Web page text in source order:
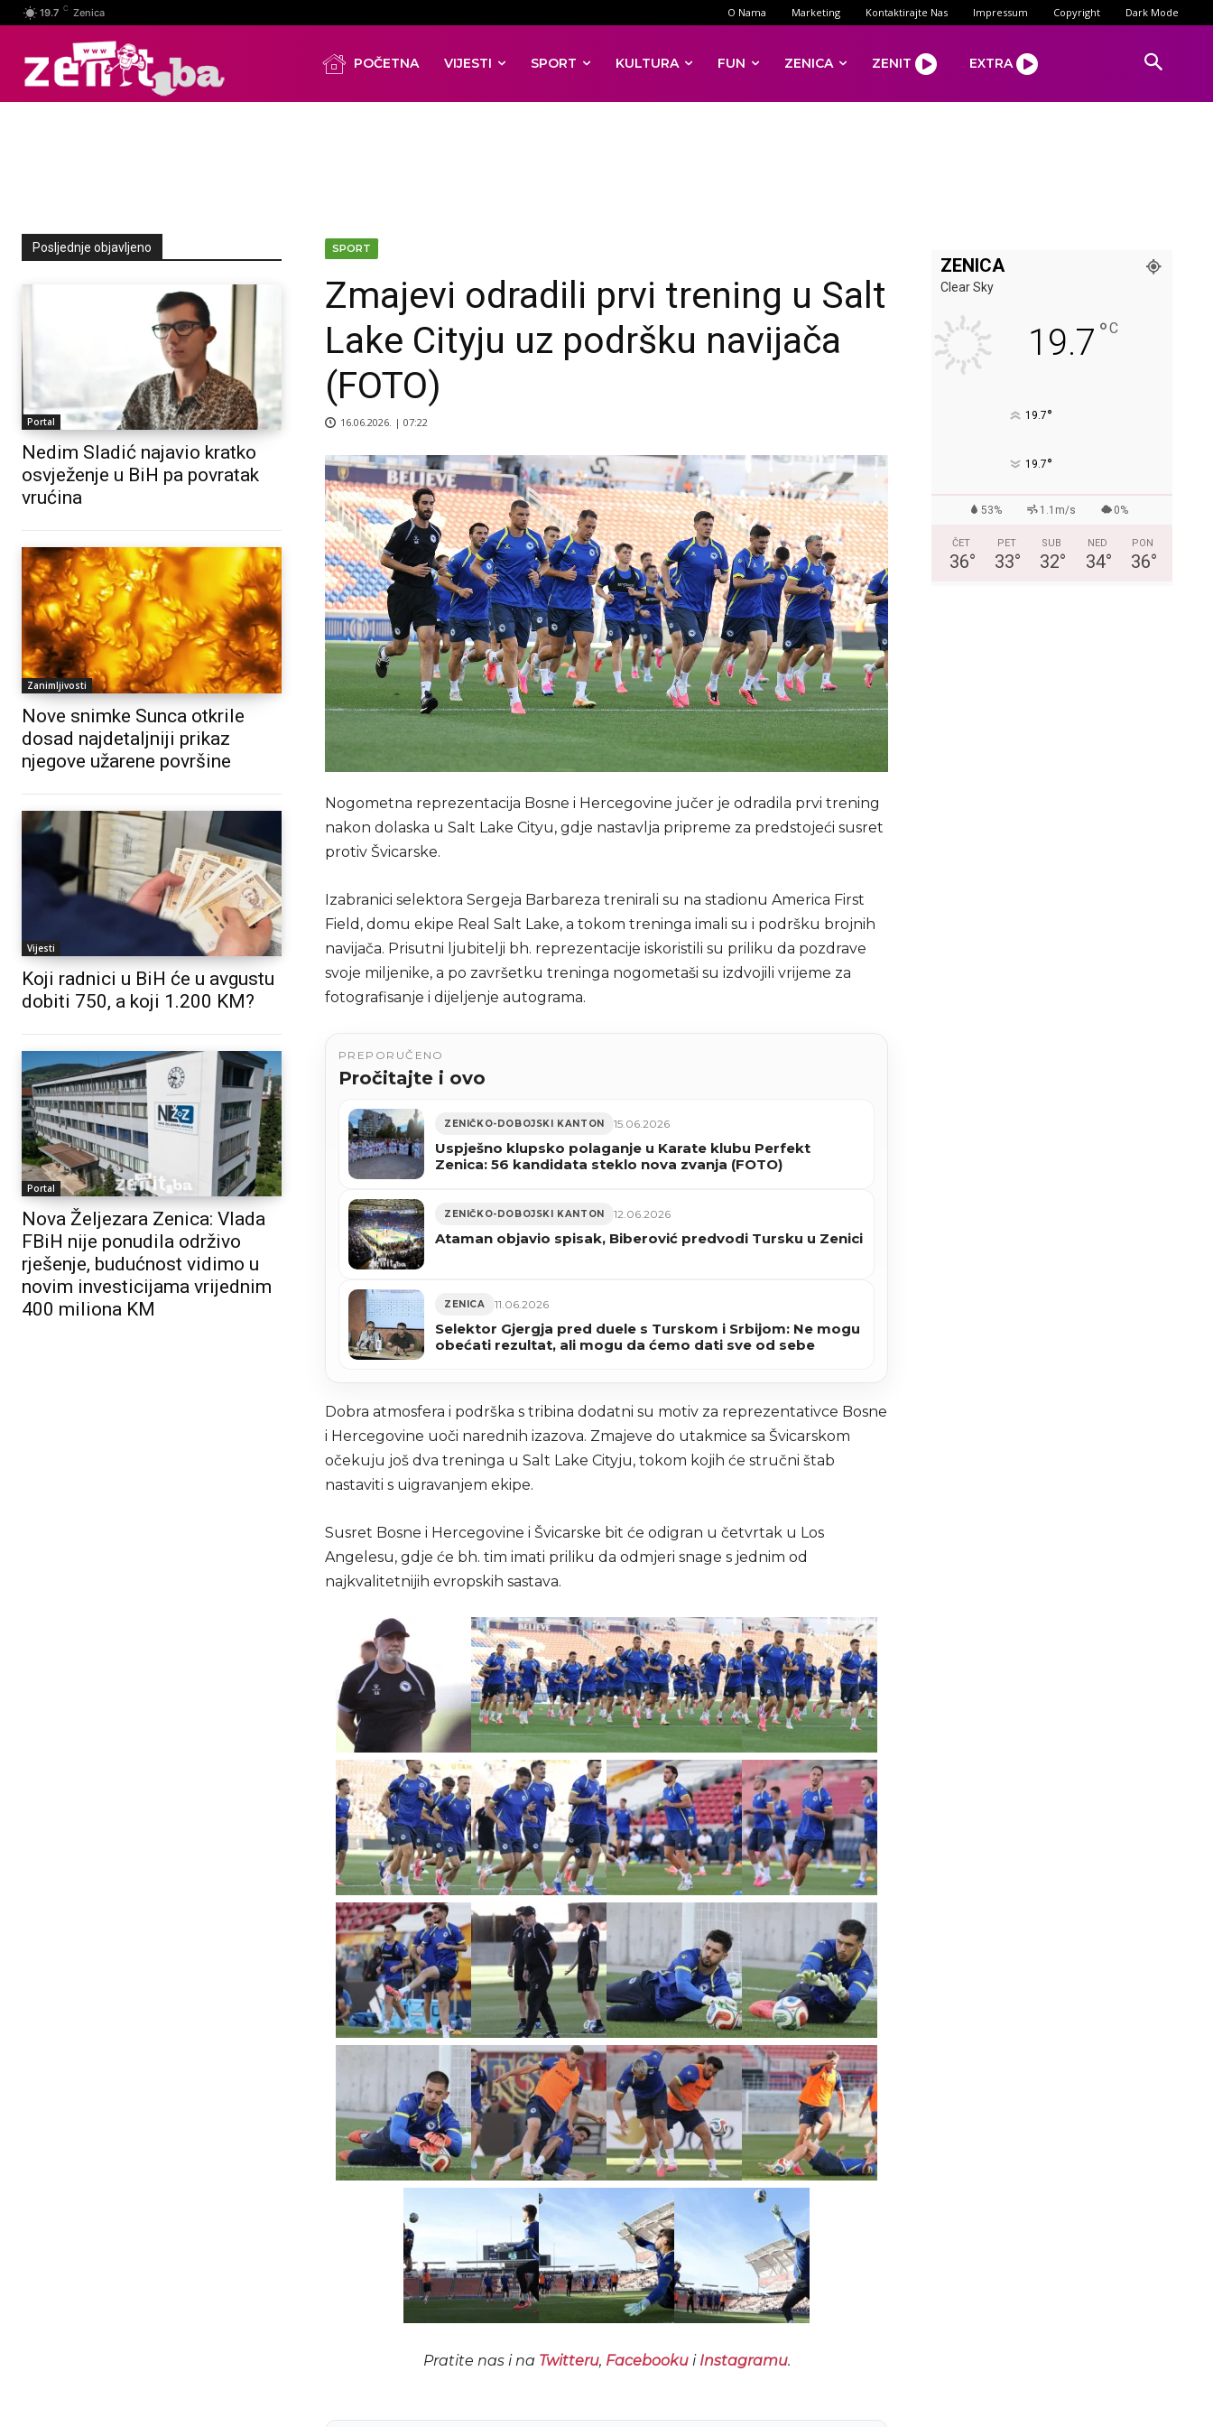
19.7 C Zenica O Nama Marketing Kontaktirajte Nas Impressum Copyright Dark Mode
POČETNA VIJESTI SPORT KULTURA FUN ZENICA ZENIT EXTRA
Posljednje objavljeno
Portal
Nedim Sladić najavio kratko
osvježenje u BiH pa povratak
vrućina
Zanimljivosti
Nove snimke Sunca otkrile
dosad najdetaljniji prikaz
njegove užarene površine
Vijesti
Koji radnici u BiH će u avgustu
dobiti 750, a koji 1.200 KM?
Portal
Nova Željezara Zenica: Vlada
FBiH nije ponudila održivo
rješenje, budućnost vidimo u
novim investicijama vrijednim
400 miliona KM
SPORT
Zmajevi odradili prvi trening u Salt
Lake Cityju uz podršku navijača
(FOTO)
16.06.2026. | 07:22
Nogometna reprezentacija Bosne i Hercegovine jučer je odradila prvi trening
nakon dolaska u Salt Lake Cityu, gdje nastavlja pripreme za predstojeći susret
protiv Švicarske.
Izabranici selektora Sergeja Barbareza trenirali su na stadionu America First
Field, domu ekipe Real Salt Lake, a tokom treninga imali su i podršku brojnih
navijača. Prisutni ljubitelji bh. reprezentacije iskoristili su priliku da pozdrave
svoje miljenike, a po završetku treninga nogometaši su izdvojili vrijeme za
fotografisanje i dijeljenje autograma.
PREPORUČENO
Pročitajte i ovo
ZENIČKO-DOBOJSKI KANTON 15.06.2026
Uspješno klupsko polaganje u Karate klubu Perfekt
Zenica: 56 kandidata steklo nova zvanja (FOTO)
ZENIČKO-DOBOJSKI KANTON 12.06.2026
Ataman objavio spisak, Biberović predvodi Tursku u Zenici
ZENICA 11.06.2026
Selektor Gjergja pred duele s Turskom i Srbijom: Ne mogu
obećati rezultat, ali mogu da ćemo dati sve od sebe
Dobra atmosfera i podrška s tribina dodatni su motiv za reprezentativce Bosne
i Hercegovine uoči narednih izazova. Zmajeve do utakmice sa Švicarskom
očekuju još dva treninga u Salt Lake Cityju, tokom kojih će stručni štab
nastaviti s uigravanjem ekipe.
Susret Bosne i Hercegovine i Švicarske bit će odigran u četvrtak u Los
Angelesu, gdje će bh. tim imati priliku da odmjeri snage s jednim od
najkvalitetnijih evropskih sastava.
Pratite nas i na Twitteru, Facebookui Instagramu.
ZENICA
Clear Sky
19.7 °C
19.7°
19.7°
53% 1.1m/s 0%
ČET
36°
PET
33°
SUB
32°
NED
34°
PON
36°